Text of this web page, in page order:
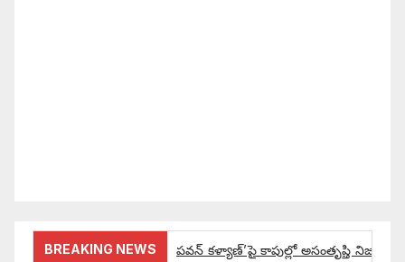
BREAKING NEWS పవన్ కళ్యాణ్’పై కాపుల్లో అసంతృప్తి నిజమేనా: